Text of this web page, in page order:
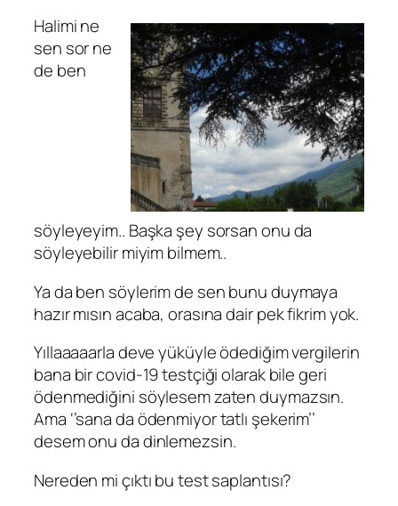
Halimi ne
sen sor ne
de ben
söyleyeyim.. Başka şey sorsan onu da
söyleyebilir miyim bilmem..
Ya da ben söylerim de sen bunu duymaya
hazır mısın acaba, orasına dair pek fikrim yok.
Yıllaaaaarla deve yüküyle ödediğim vergilerin
bana bir covid-19 testçiği olarak bile geri
ödenmediğini söylesem zaten duymazsın.
Ama ‘’sana da ödenmiyor tatlı şekerim’’
desem onu da dinlemezsin.
Nereden mi çıktı bu test saplantısı?